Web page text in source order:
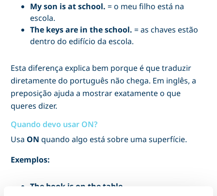
My son is at school. = o meu filho está na
escola.
The keys are in the school. = as chaves estão
dentro do edifício da escola.
Esta diferença explica bem porque é que traduzir
diretamente do português não chega. Em inglês, a
preposição ajuda a mostrar exatamente o que
queres dizer.
Quando devo usar ON?
Usa ON quando algo está sobre uma superfície.
Exemplos:
The book is on the table.